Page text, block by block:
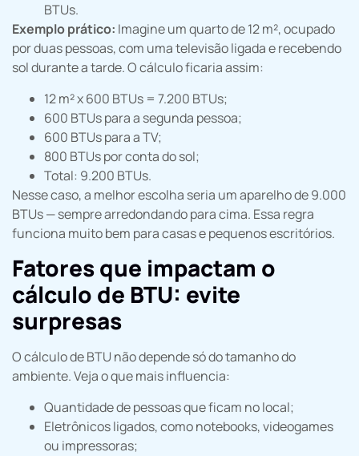
BTUs.
Exemplo prático: Imagine um quarto de 12 m², ocupado
por duas pessoas, com uma televisão ligada e recebendo
sol durante a tarde. O cálculo ficaria assim:
12 m² x 600 BTUs = 7.200 BTUs;
600 BTUs para a segunda pessoa;
600 BTUs para a TV;
800 BTUs por conta do sol;
Total: 9.200 BTUs.
Nesse caso, a melhor escolha seria um aparelho de 9.000
BTUs — sempre arredondando para cima. Essa regra
funciona muito bem para casas e pequenos escritórios.
Fatores que impactam o
cálculo de BTU: evite
surpresas
O cálculo de BTU não depende só do tamanho do
ambiente. Veja o que mais influencia:
Quantidade de pessoas que ficam no local;
Eletrônicos ligados, como notebooks, videogames
ou impressoras;